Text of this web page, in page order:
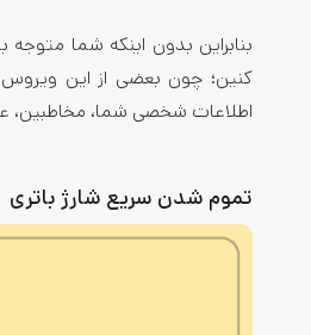
بنابراین بدون اینکه شما
کنین؛ چون بعضی از این
اطلاعات شخصی شما،
تموم شدن سریع شارژ باتری